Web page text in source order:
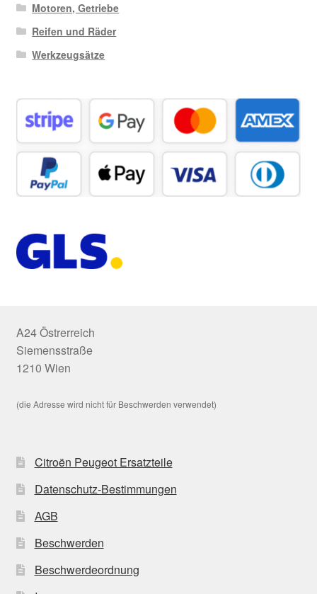
Motoren, Getriebe
Reifen und Räder
Werkzeugsätze
A24 Östrerreich
Siemensstraße
1210 Wien
(die Adresse wird nicht für Beschwerden verwendet)
Citroën Peugeot Ersatzteile
Datenschutz-Bestimmungen
AGB
Beschwerden
Beschwerdeordnung